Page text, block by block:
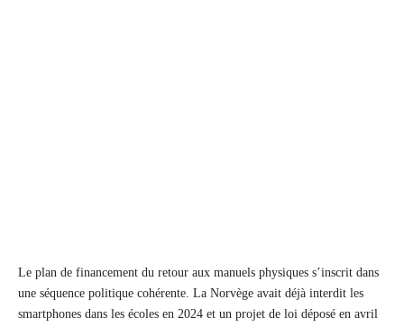
Le plan de financement du retour aux manuels physiques s’inscrit dans
une séquence politique cohérente. La Norvège avait déjà interdit les
smartphones dans les écoles en 2024 et un projet de loi déposé en avril